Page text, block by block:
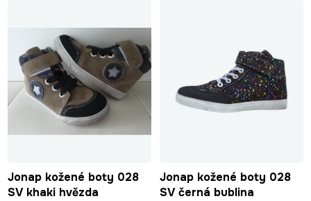
Jonap kožené boty 028
SV khaki hvězda
Jonap kožené boty 028
SV černá bublina